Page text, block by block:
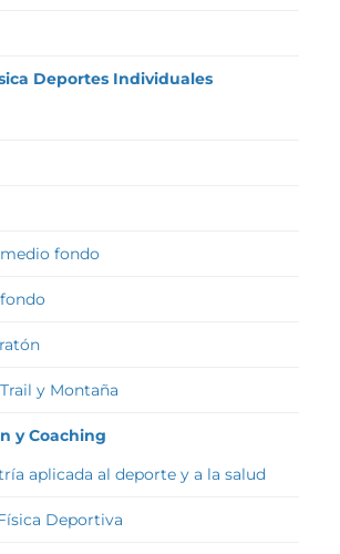
Deportes Individuales
fondo
y Montaña
y Coaching
aplicada al deporte y a la salud
Deportiva